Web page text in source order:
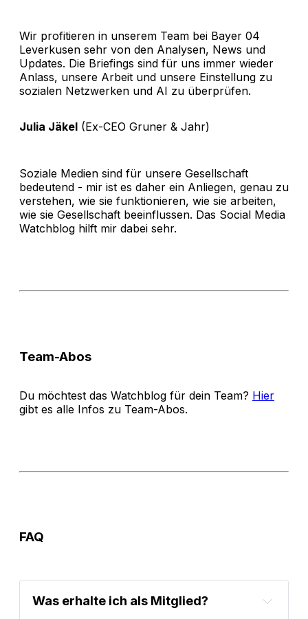
Wir profitieren in unserem Team bei Bayer 04
Leverkusen sehr von den Analysen, News und
Updates. Die Briefings sind für uns immer wieder
Anlass, unsere Arbeit und unsere Einstellung zu
sozialen Netzwerken und AI zu überprüfen.
Julia Jäkel (Ex-CEO Gruner & Jahr)
Soziale Medien sind für unsere Gesellschaft
bedeutend - mir ist es daher ein Anliegen, genau zu
verstehen, wie sie funktionieren, wie sie arbeiten,
wie sie Gesellschaft beeinflussen. Das Social Media
Watchblog hilft mir dabei sehr.
Team-Abos
Du möchtest das Watchblog für dein Team? Hier
gibt es alle Infos zu Team-Abos.
FAQ
Was erhalte ich als Mitglied?